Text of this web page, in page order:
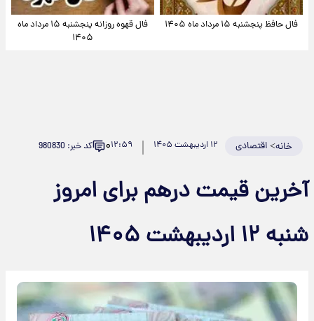
فال حافظ پنجشنبه ۱۵ مرداد ماه ۱۴۰۵
فال قهوه روزانه پنجشنبه ۱۵ مرداد ماه
۱۴۰۵
خانه>اقتصادی ۱۲ اردیبهشت ۱۴۰۵ ۱۲:۵۹۰ کد خبر: 980830
آخرین قیمت درهم برای امروز
شنبه ۱۲ اردیبهشت ۱۴۰۵